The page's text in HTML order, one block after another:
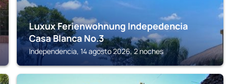
Luxux Ferienwohnung Indepedencia
Casa Blanca No.3
Independencia, 14 agosto 2026, 2 noches